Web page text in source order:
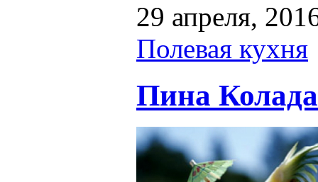
29 апреля,
Полевая кухня
Пина Колада